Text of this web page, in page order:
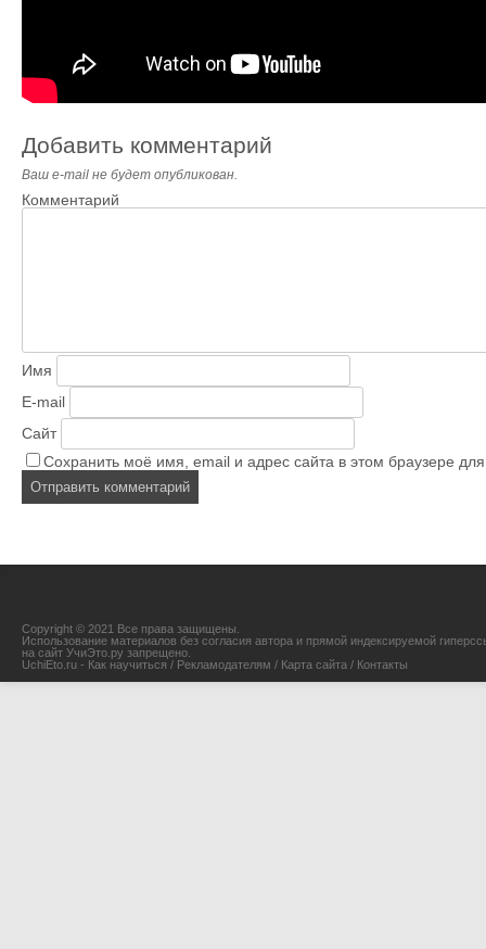
Добавить комментарий
Ваш e-mail не будет опубликован.
Комментарий
Имя
E-mail
Сайт
Сохранить моё имя, email и адрес сайта в этом браузере
Copyright © 2021 Все права защищены.
Использование материалов без согласия автора и прямой индексируемой
на сайт УчиЭто.ру запрещено.
UchiEto.ru - Как научиться / Рекламодателям / Карта сайта / Контакты